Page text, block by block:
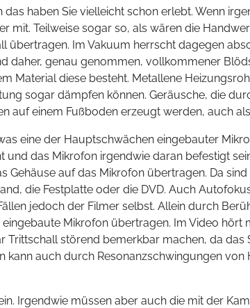
haben Sie vielleicht schon erlebt. Wenn
Teilweise sogar so, als wären die
Im Vakuum herrscht dagegen
daher, genau genommen, vollkommener
Material diese besteht. Metallene
sogar dämpfen können. Geräusche, die
auf einem Fußboden erzeugt werden, auch als
eine der Hauptschwächen eingebauter
das Mikrofon irgendwie daran befestigt
auf das Mikrofon übertragen. Da
die Festplatte oder die DVD. Auch
jedoch der Filmer selbst. Allein durch
Mikrofon übertragen. Im Video hört
Trittschall störend bemerkbar machen, da das
kann auch durch Resonanzschwingungen von
Irgendwie müssen aber auch die mit der